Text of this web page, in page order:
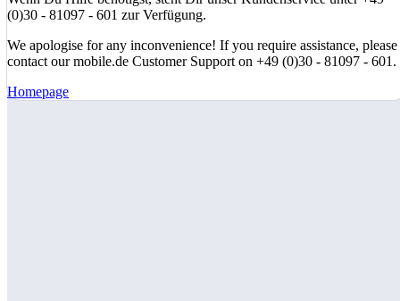
(0)30 - 81097 - 601 zur Verfügung.
We apologise for any inconvenience! If you require assistance, please
contact our mobile.de Customer Support on +49 (0)30 - 81097 - 601.
Homepage